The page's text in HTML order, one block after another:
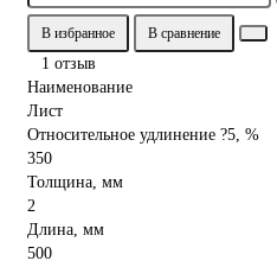
В избранное В сравнение
1 отзыв
Наименование
Лист
Относительное удлинение ?5, %
350
Толщина, мм
2
Длина, мм
500